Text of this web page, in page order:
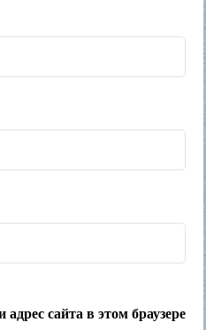
сайта в этом браузере